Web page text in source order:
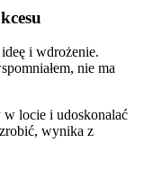
i wdrożenie.
nie ma
w locie i udoskonalać
wynika z